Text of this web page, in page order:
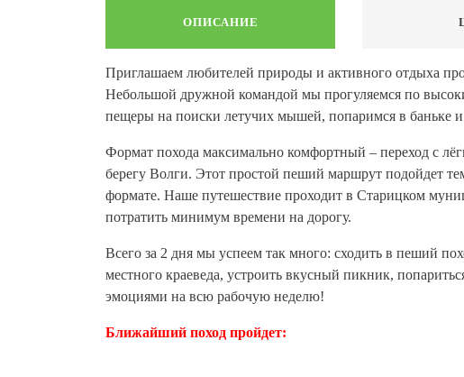
ОПИСАНИЕ
Приглашаем любителей природы и активного отдыха
Небольшой дружной командой мы прогуляемся по
пещеры на поиски летучих мышей, попаримся в баньке
Формат похода максимально комфортный – переход с
берегу Волги. Этот простой пеший маршрут подойдет
формате. Наше путешествие проходит в Старицком
потратить минимум времени на дорогу.
Всего за 2 дня мы успеем так много: сходить в пеший
местного краеведа, устроить вкусный пикник,
эмоциями на всю рабочую неделю!
Ближайший поход пройдет: